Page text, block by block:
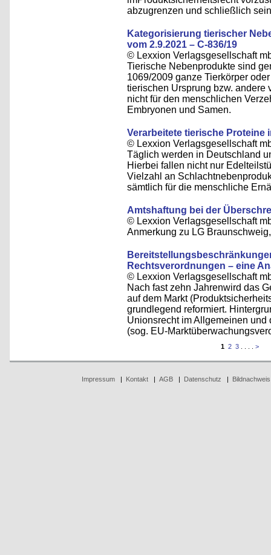
abzugrenzen und schließlich
Kategorisierung tierischer
vom 2.9.2021 – C-836/19
© Lexxion Verlagsgesellschaft
Tierische Nebenprodukte sind
1069/2009 ganze Tierkörper
tierischen Ursprung bzw. andere
nicht für den menschlichen
Embryonen und Samen.
Verarbeitete tierische Proteine
© Lexxion Verlagsgesellschaft
Täglich werden in Deutschland
Hierbei fallen nicht nur
Vielzahl an
sämtlich für die menschliche
Amtshaftung bei der
© Lexxion Verlagsgesellschaft
Anmerkung zu LG
Rechtsverordnungen – eine
© Lexxion Verlagsgesellschaft
Nach fast zehn Jahrenwird das
auf dem Markt
grundlegend reformiert.
Unionsrecht im Allgemeinen
(sog. EU-
1 2 3 >
Impressum| Kontakt| AGB| Datenschutz | Bildnachweis